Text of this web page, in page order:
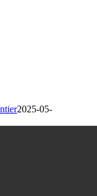
2025-05-